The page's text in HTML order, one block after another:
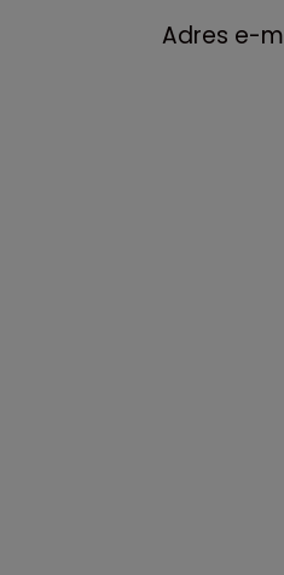
Adres e-